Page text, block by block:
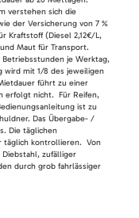
verstehen sich die
der Versicherung von 7 %
Kraftstoff (Diesel 2,12€/L,
Maut für Transport.
je Werktag,
wird mit 1/8 des jeweiligen
führt zu einer
erfolgt nicht. Für Reifen,
ist zu
Das Übergabe- /
Die täglichen
täglich kontrollieren. Von
zufälliger
durch grob fahrlässiger